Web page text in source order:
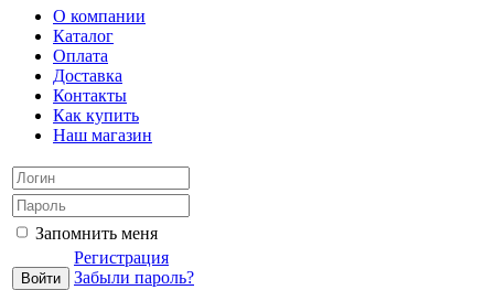
О компании
Каталог
Оплата
Доставка
Контакты
Как купить
Наш магазин
Запомнить меня
Регистрация
Забыли пароль?